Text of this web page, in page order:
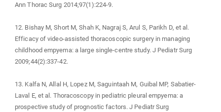
Ann Thorac Surg 2014;97(1):224-9.
12. Bishay M, Short M, Shah K, Nagraj S, Arul S, Parikh D, et al.
Efficacy of video-assisted thoracoscopic surgery in managing
childhood empyema: a large single-centre study. J Pediatr Surg
2009;44(2):337-42.
13. Kalfa N, Allal H, Lopez M, Saguintaah M, Guibal MP, Sabatier-
Laval E, et al. Thoracoscopy in pediatric pleural empyema: a
prospective study of prognostic factors. J Pediatr Surg